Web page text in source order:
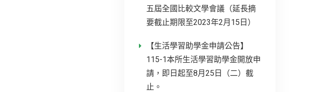
五屆全國比較文學會議（延長摘
要截止期限至2023年2月15日）
【生活學習助學金申請公告】
115-1本所生活學習助學金開放申
請，即日起至8月25日（二）截
止。